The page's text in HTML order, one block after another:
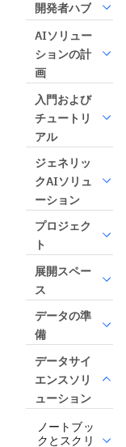
開発者ハブ
AIソリュー
ションの計
画
入門および
チュートリ
アル
ジェネリッ
クAIソリュ
ーション
プロジェク
ト
展開スペー
ス
データの準
備
データサイ
エンスソリ
ューション
ノートブッ
クとスクリ